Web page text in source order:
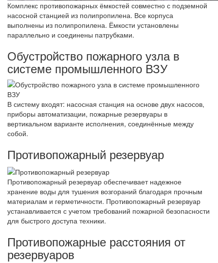
Комплекс противопожарных ёмкостей совместно с подземной
насосной станцией из полипропилена. Все корпуса
выполнены из полипропилена. Ёмкости установлены
параллельно и соединены патрубками.
Обустройство пожарного узла в
системе промышленного ВЗУ
В систему входят: насосная станция на основе двух насосов,
приборы автоматизации, пожарные резервуары в
вертикальном варианте исполнения, соединённые между
собой.
Противопожарный резервуар
Противопожарный резервуар обеспечивает надежное
хранение воды для тушения возгораний благодаря прочным
материалам и герметичности. Противопожарный резервуар
устанавливается с учетом требований пожарной безопасности
для быстрого доступа техники.
Противопожарные расстояния от
резервуаров